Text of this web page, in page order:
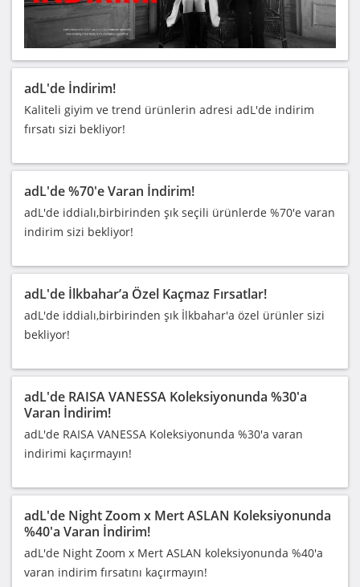
adL'de İndirim!
Kaliteli giyim ve trend ürünlerin adresi adL'de indirim
fırsatı sizi bekliyor!
adL'de %70'e Varan İndirim!
adL'de iddialı,birbirinden şık seçili ürünlerde %70'e varan
indirim sizi bekliyor!
adL'de İlkbahar’a Özel Kaçmaz Fırsatlar!
adL'de iddialı,birbirinden şık İlkbahar'a özel ürünler sizi
bekliyor!
adL'de RAISA VANESSA Koleksiyonunda %30'a
Varan İndirim!
adL'de RAISA VANESSA Koleksiyonunda %30'a varan
indirimi kaçırmayın!
adL'de Night Zoom x Mert ASLAN Koleksiyonunda
%40'a Varan İndirim!
adL'de Night Zoom x Mert ASLAN koleksiyonunda %40'a
varan indirim fırsatını kaçırmayın!